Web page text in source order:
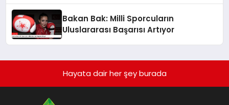
Bakan Bak: Milli Sporcuların
Uluslararası Başarısı Artıyor
Hayata dair her şey burada